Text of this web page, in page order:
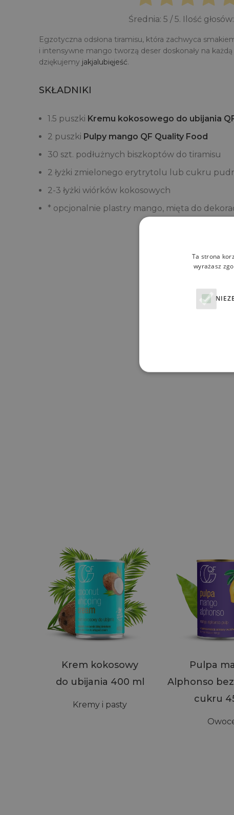
Średnia: 5 / 5. Ilość głosów:
Egzotyczna odsłona tiramisu, która zachwyca
i intensywne mango tworzą deser doskonały na
dziękujemy jakjalubięjeść.
SKŁADNIKI
1.5 puszki Kremu kokosowego do ubijania
2 puszki Pulpy mango QF Quality Food
30 szt. podłużnych biszkoptów do tiramisu
2 łyżki zmielonego erytrytolu lub cukru
2-3 łyżki wiórków kokosowych
* opcjonalnie plastry mango, mięta do
Krem kokosowy
do ubijania 400 ml
Kremy i pasty
Pulpa
Alphonso
cukru
Ta strona
wyrażasz